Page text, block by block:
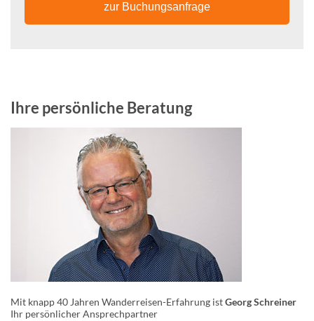
zur Buchungsanfrage
Ihre persönliche Beratung
Mit knapp 40 Jahren Wanderreisen-Erfahrung istGeorg Schreiner
Ihr persönlicher Ansprechpartner